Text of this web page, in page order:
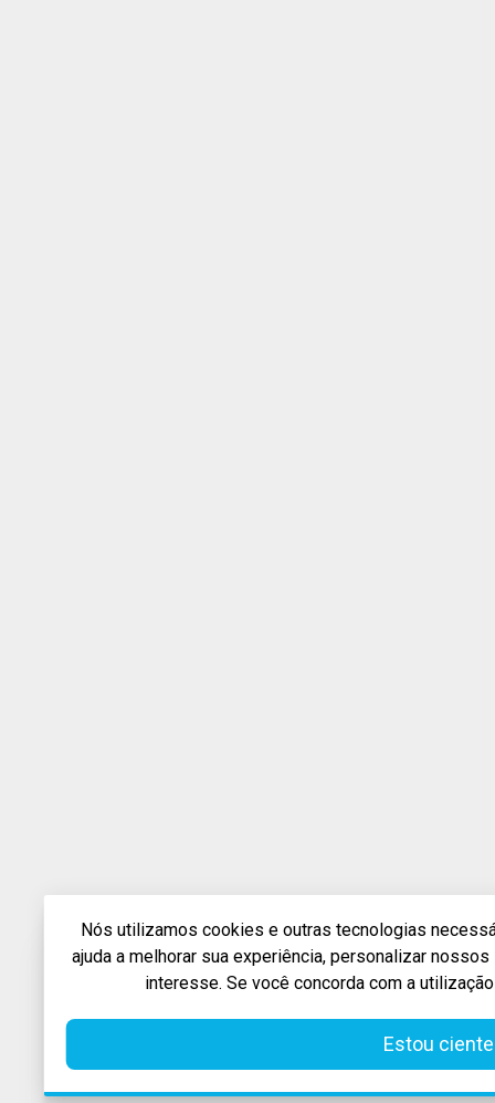
Nós utilizamos cookies e outras tecnologias
ajuda a melhorar sua experiência, personalizar
interesse. Se você concorda com a
Estou ciente